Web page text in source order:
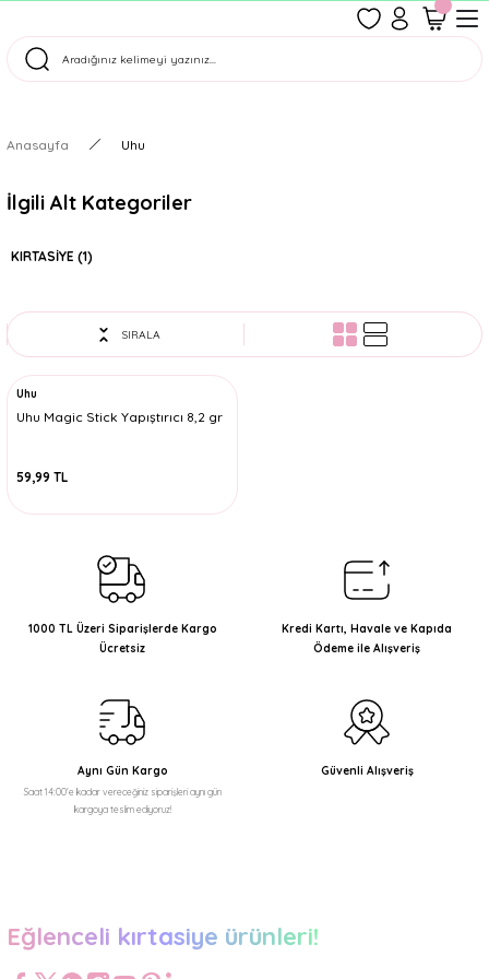
Tüm Siparişler Aynı Gün Kargoda!
Anasayfa Uhu
İlgili Alt Kategoriler
KIRTASİYE (1)
SIRALA
Uhu
Uhu Magic Stick Yapıştırıcı 8,2 gr
59,99 TL
1000 TL Üzeri Siparişlerde Kargo
Ücretsiz
Kredi Kartı, Havale ve Kapıda
Ödeme ile Alışveriş
Aynı Gün Kargo
Saat 14:00'e kadar vereceğiniz siparişleri aynı gün
kargoya teslim ediyoruz!
Güvenli Alışveriş
Eğlenceli kırtasiye ürünleri!